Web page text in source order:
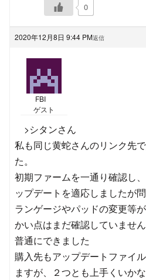
0
2020年12月8日 9:44 PM返信
FBI
ゲスト
>シタンさん
私も同じ黄蛇さんのリンク先
た。
初期ファームを一通り確認し
ップデートを適応しましたが
ランゲージやパッドの変更等
かい点はまだ確認していませ
普通にできました
購入先もアップデートファイ
ますが、２つとも上手くいか